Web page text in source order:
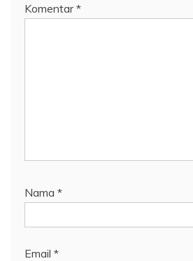
Komentar*
Nama *
Email *